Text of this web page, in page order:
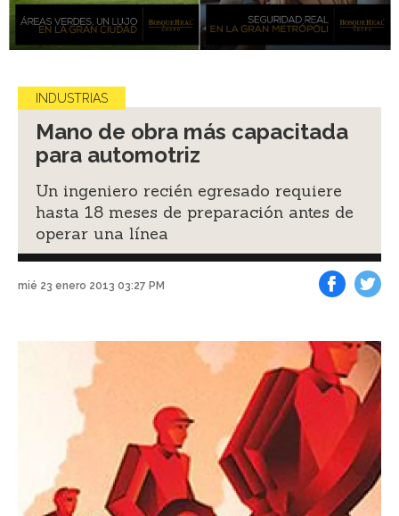
INDUSTRIAS
Mano de obra más capacitada
para automotriz
Un ingeniero recién egresado requiere
hasta 18 meses de preparación antes de
operar una línea
mié 23 enero 2013 03:27 PM